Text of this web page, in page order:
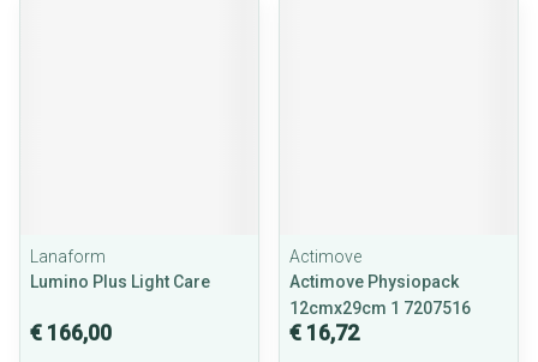
Lanaform
Lumino Plus Light Care
€ 166,00
Actimove
Actimove Physiopack
12cmx29cm 1 7207516
€ 16,72